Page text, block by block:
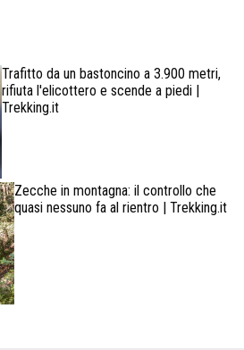
Trafitto da un bastoncino a 3.900 metri,
rifiuta l'elicottero e scende a piedi |
Trekking.it
Zecche in montagna: il controllo che
quasi nessuno fa al rientro | Trekking.it